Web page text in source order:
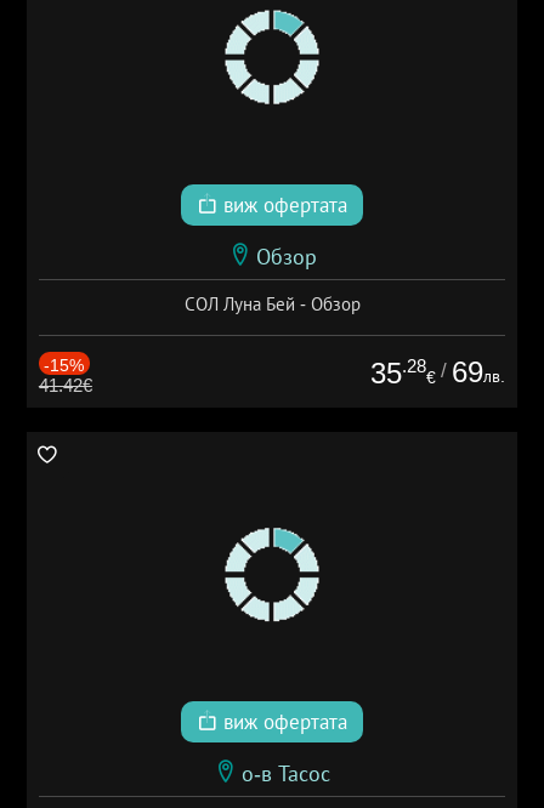
виж офертата
Обзор
СОЛ Луна Бей - Обзор
-15%
41.42€ 35.28
€ / 69лв.
виж офертата
о-в Тасос